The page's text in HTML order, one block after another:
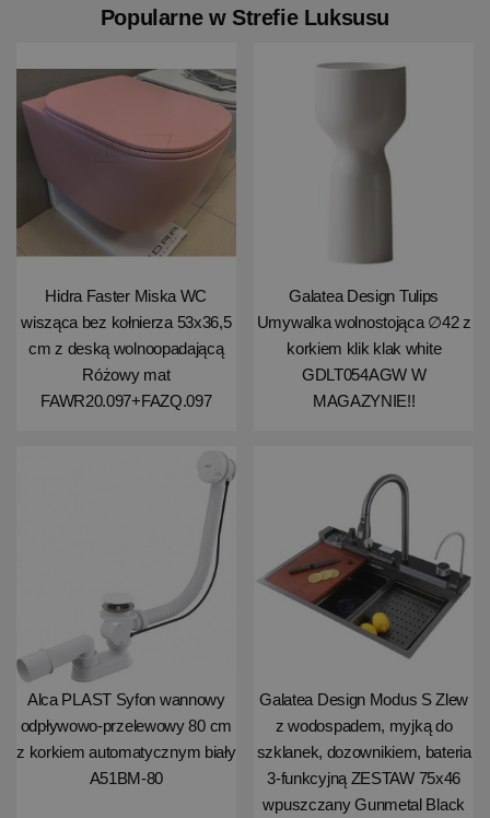
Popularne w Strefie Luksusu
Hidra Faster Miska WC
wisząca bez kołnierza 53x36,5
cm z deską wolnoopadającą
Różowy mat
FAWR20.097+FAZQ.097
Galatea Design Tulips
Umywalka wolnostojąca ∅42 z
korkiem klik klak white
GDLT054AGW W
MAGAZYNIE!!
Alca PLAST Syfon wannowy
odpływowo-przelewowy 80 cm
z korkiem automatycznym biały
A51BM-80
Galatea Design Modus S Zlew
z wodospadem, myjką do
szklanek, dozownikiem, bateria
3-funkcyjną ZESTAW 75x46
wpuszczany Gunmetal Black